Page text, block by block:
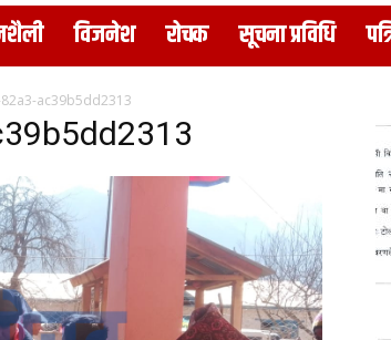
विजनेश रोचक सूचना प्रविधि
ac39b5dd2313